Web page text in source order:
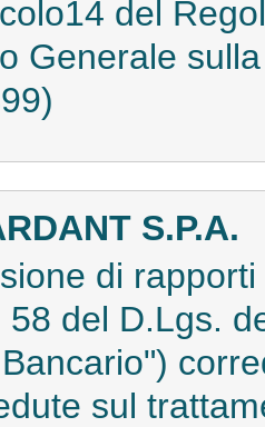
del
Generale
S.P.A.
di
del D.Lgs.
sul